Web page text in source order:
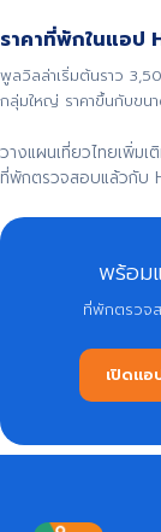
ราคาที่พักในแอป
พูลวิลล่าเริ่มต้นราว
กลุ่มใหญ่ ราคาขึ้นกับขน
วางแผนเที่ยวไทยเพิ่มเ
ที่พักตรวจสอบแล้วกับ
พร้อม
ที่พักตรวจ
เปิดแอ